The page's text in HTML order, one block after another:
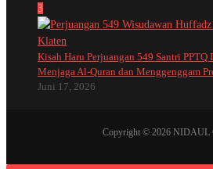
3
Kisah Haru Perjuangan 549 Santri PPTQ
Menjaga Al-Quran dan Menggenggam
Juni 17, 2026
Copyright © 2026 NIDAUL